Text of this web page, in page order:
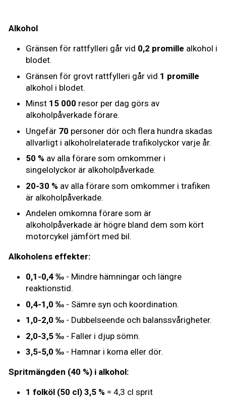
Alkohol
Gränsen för rattfylleri går vid 0,2 promille alkohol i
blodet.
Gränsen för grovt rattfylleri går vid 1 promille
alkohol i blodet.
Minst 15 000 resor per dag görs av
alkoholpåverkade förare.
Ungefär 70 personer dör och flera hundra skadas
allvarligt i alkoholrelaterade trafikolyckor varje år.
50 % av alla förare som omkommer i
singelolyckor är alkoholpåverkade.
20-30 % av alla förare som omkommer i trafiken
är alkoholpåverkade.
Andelen omkomna förare som är
alkoholpåverkade är högre bland dem som kört
motorcykel jämfört med bil.
Alkoholens effekter:
0,1-0,4 ‰ - Mindre hämningar och längre
reaktionstid.
0,4-1,0 ‰ - Sämre syn och koordination.
1,0-2,0 ‰ - Dubbelseende och balanssvårigheter.
2,0-3,5 ‰ - Faller i djup sömn.
3,5-5,0 ‰ - Hamnar i koma eller dör.
Spritmängden (40 %) i alkohol:
1 folköl (50 cl) 3,5 % = 4,3 cl sprit